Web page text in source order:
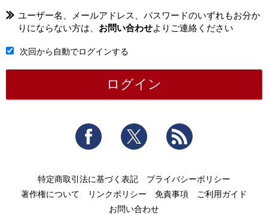
ユーザー名、メールアドレス、パスワードのいずれもお分か
りにならない方は、 お問い合わせよりご連絡ください
次回から自動でログインする
Facebook Twitter
特定商取引法に基づく表記
プライバシーポリシー
著作権について
リンクポリシー 免責事項
ご利用ガイド
お問い合わせ